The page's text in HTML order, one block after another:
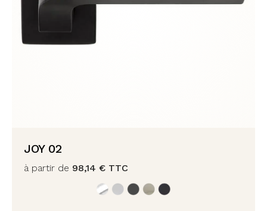
JOY 02
à partir de 98,14 € TTC